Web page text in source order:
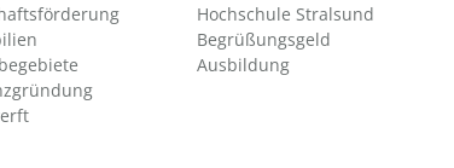
Hochschule Stralsund
Begrüßungsgeld
Ausbildung